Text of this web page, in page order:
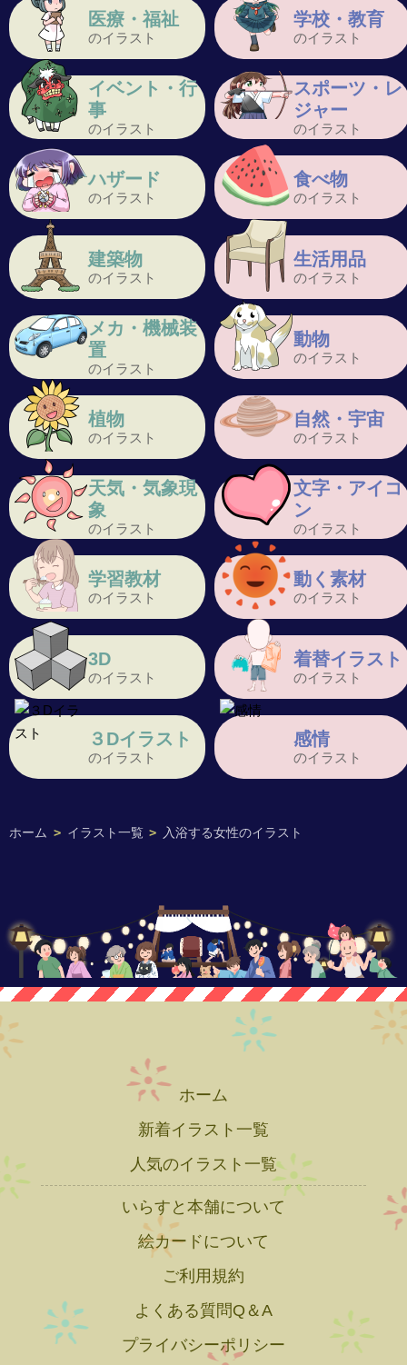
ホーム > イラスト一覧 > 入浴する女性のイラスト
医療・福祉
のイラスト
学校・教育
のイラスト
イベント・行
事
のイラスト
スポーツ・レ
ジャー
のイラスト
ハザード
のイラスト
食べ物
のイラスト
建築物
のイラスト
生活用品
のイラスト
メカ・機械装
置
のイラスト
動物
のイラスト
植物
のイラスト
自然・宇宙
のイラスト
天気・気象現
象
のイラスト
文字・アイコ
ン
のイラスト
学習教材
のイラスト
動く素材
のイラスト
3D
のイラスト
着替イラスト
のイラスト
３Dイラスト
のイラスト
感情
のイラスト
ホーム
新着イラスト一覧
人気のイラスト一覧
いらすと本舗について
絵カードについて
ご利用規約
よくある質問Q＆A
プライバシーポリシー